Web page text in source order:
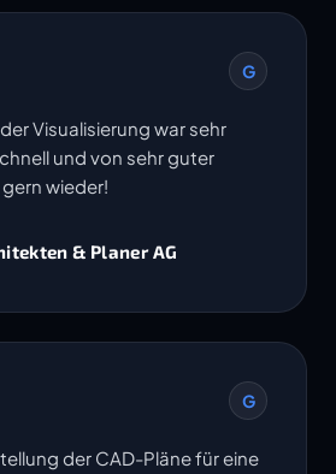
G
Visualisierung war sehr
und von sehr guter
wieder!
& Planer AG
G
der CAD-Pläne für eine